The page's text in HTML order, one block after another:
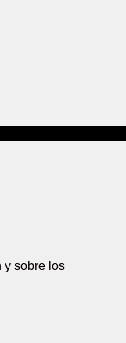
y sobre los